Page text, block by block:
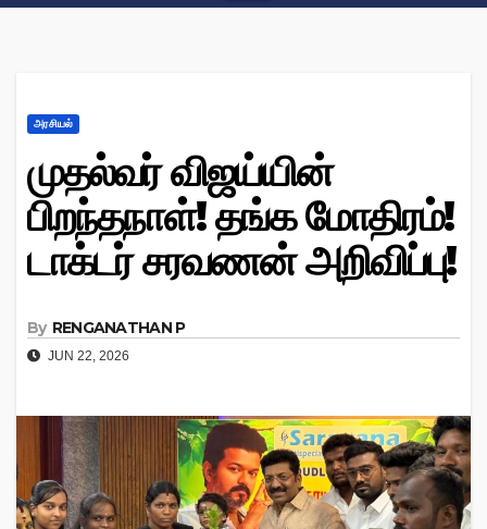
அரசியல்
முதல்வர் விஜய்யின்
பிறந்தநாள்! தங்க மோதிரம்!
டாக்டர் சரவணன் அறிவிப்பு!
By RENGANATHAN P
JUN 22, 2026